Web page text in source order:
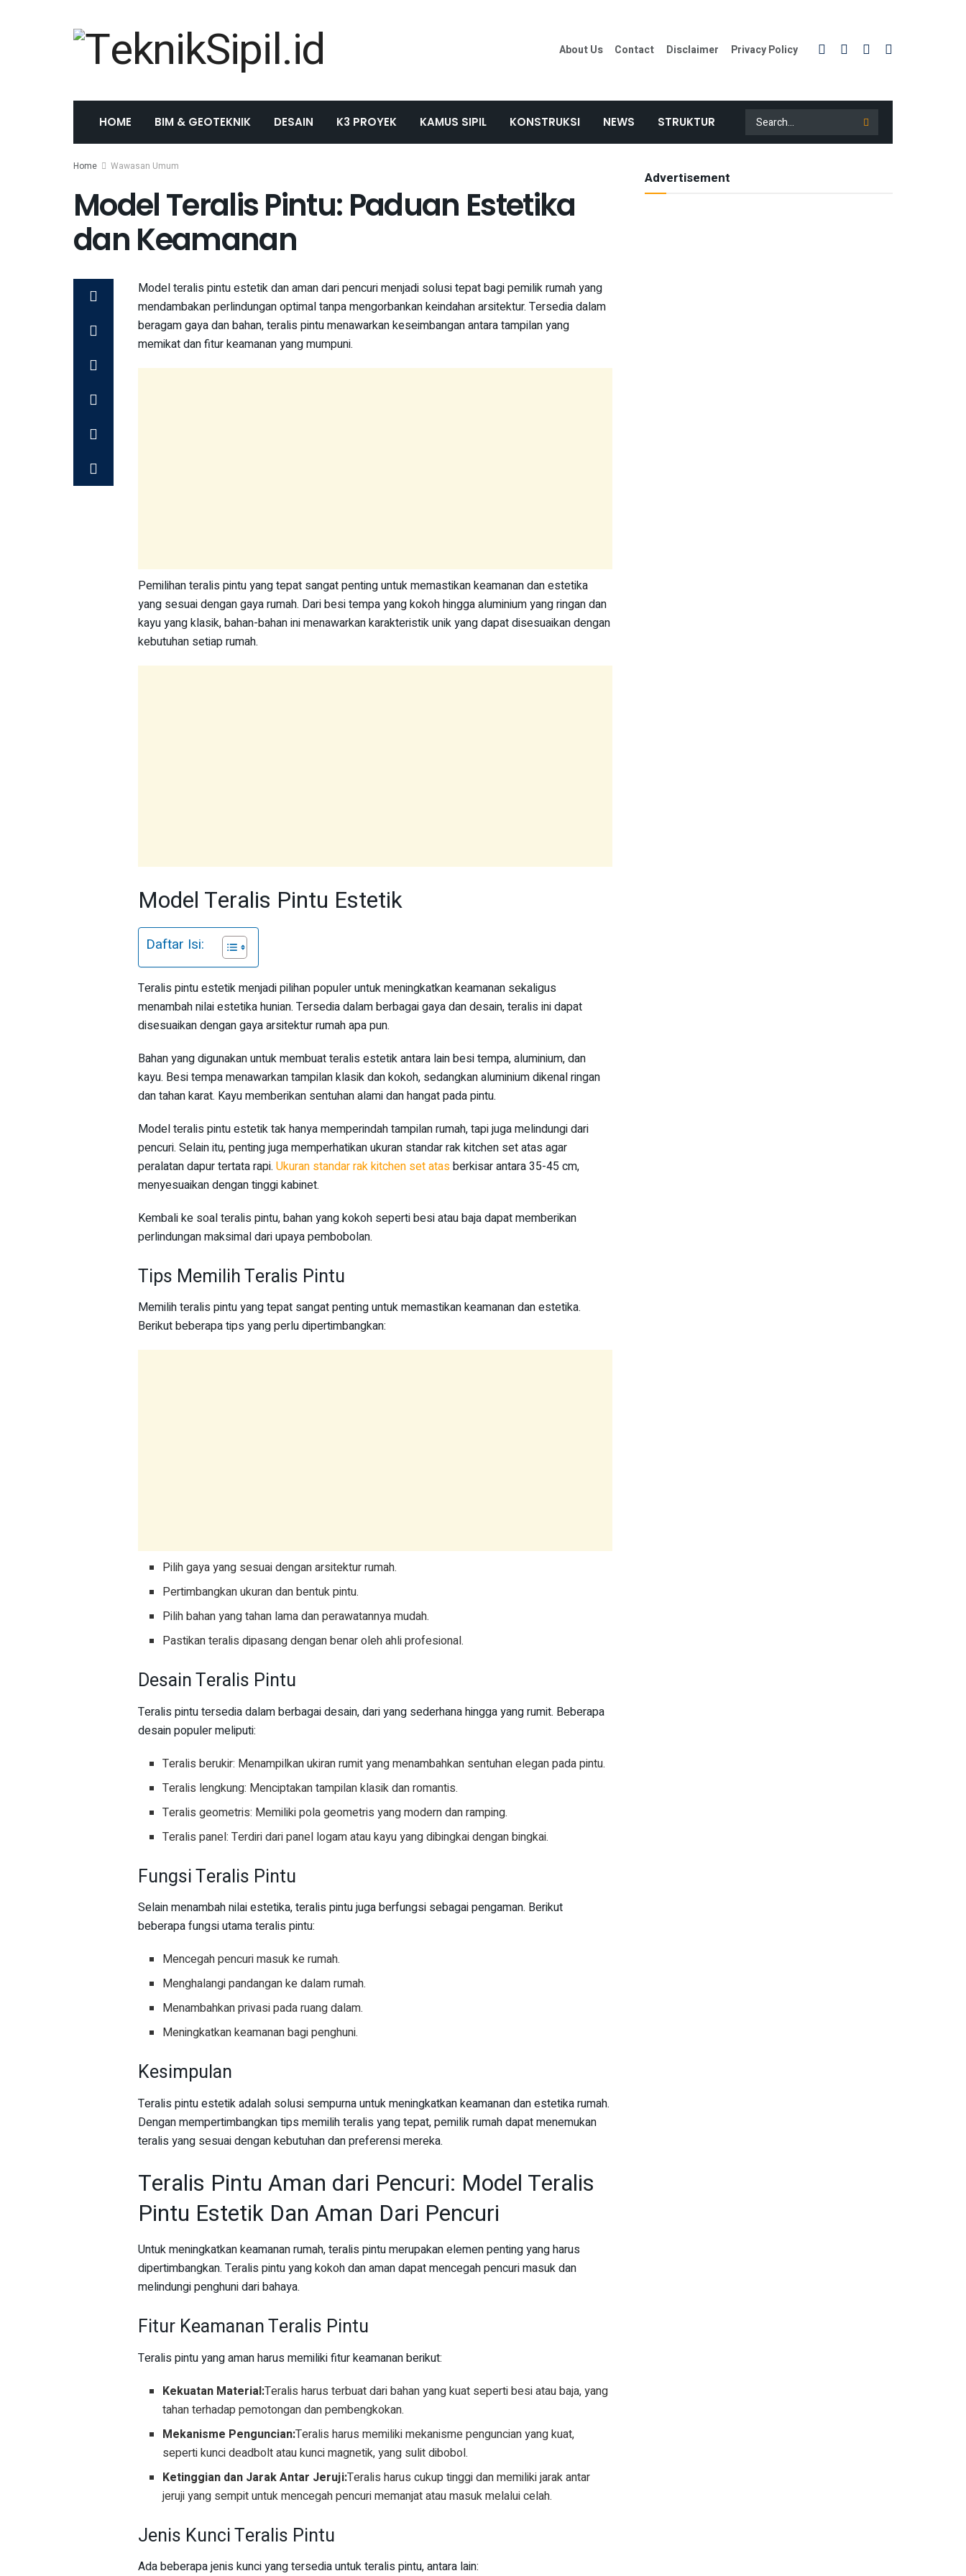
About Us Contact Disclaimer Privacy Policy
HOME BIM & GEOTEKNIK DESAIN K3 PROYEK KAMUS SIPIL KONSTRUKSI NEWS STRUKTUR
Home Wawasan Umum
Model Teralis Pintu: Paduan Estetika
dan Keamanan
Model teralis pintu estetik dan aman dari pencuri menjadi solusi tepat bagi pemilik rumah yang
mendambakan perlindungan optimal tanpa mengorbankan keindahan arsitektur. Tersedia dalam
beragam gaya dan bahan, teralis pintu menawarkan keseimbangan antara tampilan yang
memikat dan fitur keamanan yang mumpuni.
Pemilihan teralis pintu yang tepat sangat penting untuk memastikan keamanan dan estetika
yang sesuai dengan gaya rumah. Dari besi tempa yang kokoh hingga aluminium yang ringan dan
kayu yang klasik, bahan-bahan ini menawarkan karakteristik unik yang dapat disesuaikan dengan
kebutuhan setiap rumah.
Model Teralis Pintu Estetik
Daftar Isi:
Teralis pintu estetik menjadi pilihan populer untuk meningkatkan keamanan sekaligus
menambah nilai estetika hunian. Tersedia dalam berbagai gaya dan desain, teralis ini dapat
disesuaikan dengan gaya arsitektur rumah apa pun.
Bahan yang digunakan untuk membuat teralis estetik antara lain besi tempa, aluminium, dan
kayu. Besi tempa menawarkan tampilan klasik dan kokoh, sedangkan aluminium dikenal ringan
dan tahan karat. Kayu memberikan sentuhan alami dan hangat pada pintu.
Model teralis pintu estetik tak hanya memperindah tampilan rumah, tapi juga melindungi dari
pencuri. Selain itu, penting juga memperhatikan ukuran standar rak kitchen set atas agar
peralatan dapur tertata rapi. Ukuran standar rak kitchen set atasberkisar antara 35-45 cm,
menyesuaikan dengan tinggi kabinet.
Kembali ke soal teralis pintu, bahan yang kokoh seperti besi atau baja dapat memberikan
perlindungan maksimal dari upaya pembobolan.
Tips Memilih Teralis Pintu
Memilih teralis pintu yang tepat sangat penting untuk memastikan keamanan dan estetika.
Berikut beberapa tips yang perlu dipertimbangkan:
Pilih gaya yang sesuai dengan arsitektur rumah.
Pertimbangkan ukuran dan bentuk pintu.
Pilih bahan yang tahan lama dan perawatannya mudah.
Pastikan teralis dipasang dengan benar oleh ahli profesional.
Desain Teralis Pintu
Teralis pintu tersedia dalam berbagai desain, dari yang sederhana hingga yang rumit. Beberapa
desain populer meliputi:
Teralis berukir: Menampilkan ukiran rumit yang menambahkan sentuhan elegan pada pintu.
Teralis lengkung: Menciptakan tampilan klasik dan romantis.
Teralis geometris: Memiliki pola geometris yang modern dan ramping.
Teralis panel: Terdiri dari panel logam atau kayu yang dibingkai dengan bingkai.
Fungsi Teralis Pintu
Selain menambah nilai estetika, teralis pintu juga berfungsi sebagai pengaman. Berikut
beberapa fungsi utama teralis pintu:
Mencegah pencuri masuk ke rumah.
Menghalangi pandangan ke dalam rumah.
Menambahkan privasi pada ruang dalam.
Meningkatkan keamanan bagi penghuni.
Kesimpulan
Teralis pintu estetik adalah solusi sempurna untuk meningkatkan keamanan dan estetika rumah.
Dengan mempertimbangkan tips memilih teralis yang tepat, pemilik rumah dapat menemukan
teralis yang sesuai dengan kebutuhan dan preferensi mereka.
Teralis Pintu Aman dari Pencuri: Model Teralis
Pintu Estetik Dan Aman Dari Pencuri
Untuk meningkatkan keamanan rumah, teralis pintu merupakan elemen penting yang harus
dipertimbangkan. Teralis pintu yang kokoh dan aman dapat mencegah pencuri masuk dan
melindungi penghuni dari bahaya.
Fitur Keamanan Teralis Pintu
Teralis pintu yang aman harus memiliki fitur keamanan berikut:
Kekuatan Material:Teralis harus terbuat dari bahan yang kuat seperti besi atau baja, yang
tahan terhadap pemotongan dan pembengkokan.
Mekanisme Penguncian:Teralis harus memiliki mekanisme penguncian yang kuat,
seperti kunci deadbolt atau kunci magnetik, yang sulit dibobol.
Ketinggian dan Jarak Antar Jeruji:Teralis harus cukup tinggi dan memiliki jarak antar
jeruji yang sempit untuk mencegah pencuri memanjat atau masuk melalui celah.
Jenis Kunci Teralis Pintu
Ada beberapa jenis kunci yang tersedia untuk teralis pintu, antara lain:
Advertisement